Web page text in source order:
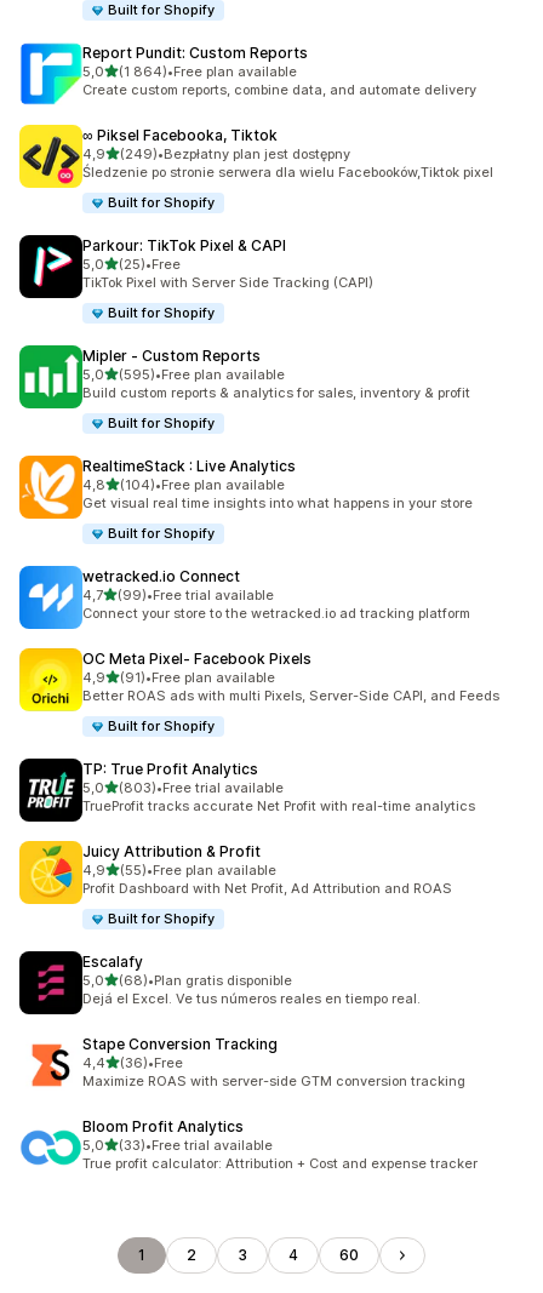
Built for Shopify
Report Pundit: Custom Reports
5,0na 5 gwiazdek
(1 864)
Łączna liczba recenzji: 1864
•Free plan available
Create custom reports, combine data, and automate delivery
∞ Piksel Facebooka, Tiktok
4,9na 5 gwiazdek
(249)
Łączna liczba recenzji: 249
•Bezpłatny plan jest dostępny
Śledzenie po stronie serwera dla wielu Facebooków,Tiktok pixel
Built for Shopify
Parkour: TikTok Pixel & CAPI
5,0na 5 gwiazdek
(25)
Łączna liczba recenzji: 25
•Free
TikTok Pixel with Server Side Tracking (CAPI)
Built for Shopify
Mipler ‑ Custom Reports
5,0na 5 gwiazdek
(595)
Łączna liczba recenzji: 595
•Free plan available
Build custom reports & analytics for sales, inventory & profit
Built for Shopify
RealtimeStack : Live Analytics
4,8na 5 gwiazdek
(104)
Łączna liczba recenzji: 104
•Free plan available
Get visual real time insights into what happens in your store
Built for Shopify
wetracked.io Connect
4,7na 5 gwiazdek
(99)
Łączna liczba recenzji: 99
•Free trial available
Connect your store to the wetracked.io ad tracking platform
OC Meta Pixel‑ Facebook Pixels
4,9na 5 gwiazdek
(91)
Łączna liczba recenzji: 91
•Free plan available
Better ROAS ads with multi Pixels, Server-Side CAPI, and Feeds
Built for Shopify
TP: True Profit Analytics
5,0na 5 gwiazdek
(803)
Łączna liczba recenzji: 803
•Free trial available
TrueProfit tracks accurate Net Profit with real-time analytics
Juicy Attribution & Profit
4,9na 5 gwiazdek
(55)
Łączna liczba recenzji: 55
•Free plan available
Profit Dashboard with Net Profit, Ad Attribution and ROAS
Built for Shopify
Escalafy
5,0na 5 gwiazdek
(68)
Łączna liczba recenzji: 68
•Plan gratis disponible
Dejá el Excel. Ve tus números reales en tiempo real.
Stape Conversion Tracking
4,4na 5 gwiazdek
(36)
Łączna liczba recenzji: 36
•Free
Maximize ROAS with server-side GTM conversion tracking
Bloom Profit Analytics
5,0na 5 gwiazdek
(33)
Łączna liczba recenzji: 33
•Free trial available
True profit calculator: Attribution + Cost and expense tracker
1 2 3 4 60